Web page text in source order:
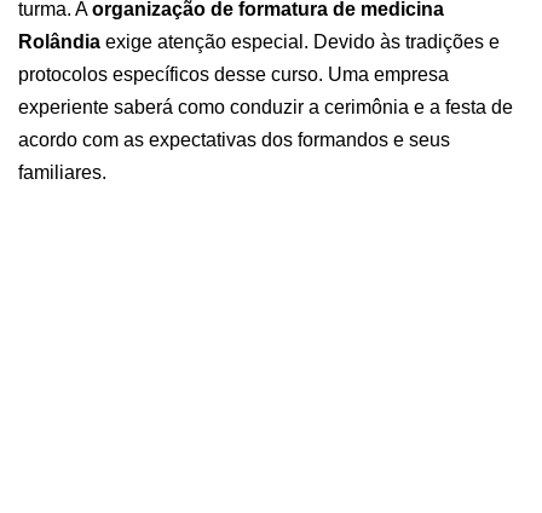
turma. Aorganização de formatura de medicina
Rolândia exige atenção especial. Devido às tradições e
protocolos específicos desse curso. Uma empresa
experiente saberá como conduzir a cerimônia e a festa de
acordo com as expectativas dos formandos e seus
familiares.